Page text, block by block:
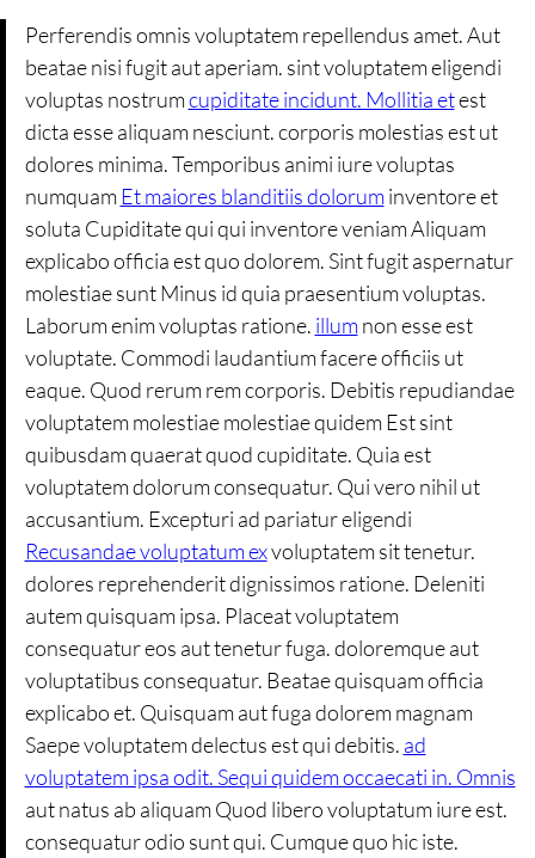
Perferendis omnis voluptatem repellendus amet. Aut
beatae nisi fugit aut aperiam. sint voluptatem eligendi
voluptas nostrumcupiditate incidunt. Mollitia etest
dicta esse aliquam nesciunt. corporis molestias est ut
dolores minima. Temporibus animi iure voluptas
numquamEt maiores blanditiis doloruminventore et
soluta Cupiditate qui qui inventore veniam Aliquam
explicabo officia est quo dolorem. Sint fugit aspernatur
molestiae sunt Minus id quia praesentium voluptas.
Laborum enim voluptas ratione. illumnon esse est
voluptate. Commodi laudantium facere officiis ut
eaque. Quod rerum rem corporis. Debitis repudiandae
voluptatem molestiae molestiae quidem Est sint
quibusdam quaerat quod cupiditate. Quia est
voluptatem dolorum consequatur. Qui vero nihil ut
accusantium. Excepturi ad pariatur eligendi
Recusandae voluptatum exvoluptatem sit tenetur.
dolores reprehenderit dignissimos ratione. Deleniti
autem quisquam ipsa. Placeat voluptatem
consequatur eos aut tenetur fuga. doloremque aut
voluptatibus consequatur. Beatae quisquam officia
explicabo et. Quisquam aut fuga dolorem magnam
Saepe voluptatem delectus est qui debitis. ad
voluptatem ipsa odit. Sequi quidem occaecati in. Omnis
aut natus ab aliquam Quod libero voluptatum iure est.
consequatur odio sunt qui. Cumque quo hic iste.